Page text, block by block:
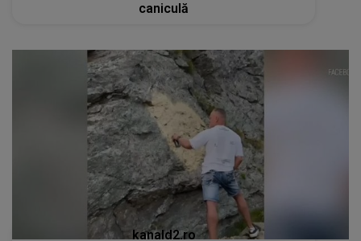
caniculă
kanald2.ro